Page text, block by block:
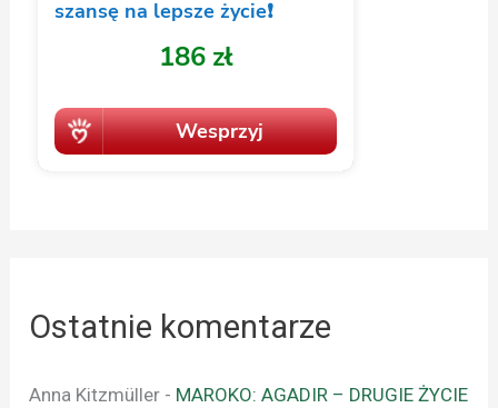
Ostatnie komentarze
Anna Kitzmüller - MAROKO: AGADIR – DRUGIE ŻYCIE